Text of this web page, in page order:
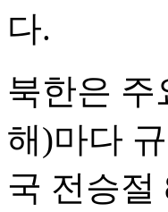
다.
북한은 주
해)마다
국 전승절